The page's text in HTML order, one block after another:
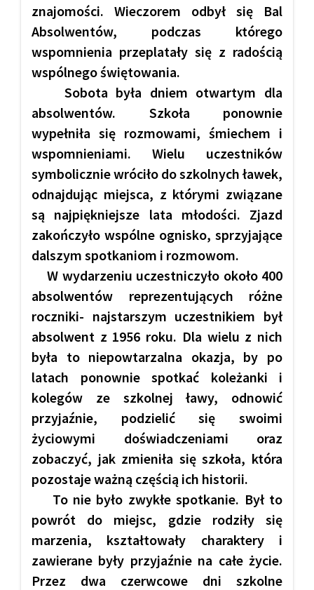
znajomości. Wieczorem odbył się Bal
Absolwentów, podczas którego
wspomnienia przeplatały się z radością
wspólnego świętowania.
Sobota była dniem otwartym dla
absolwentów. Szkoła ponownie
wypełniła się rozmowami, śmiechem i
wspomnieniami. Wielu uczestników
symbolicznie wróciło do szkolnych ławek,
odnajdując miejsca, z którymi związane
są najpiękniejsze lata młodości. Zjazd
zakończyło wspólne ognisko, sprzyjające
dalszym spotkaniom i rozmowom.
W wydarzeniu uczestniczyło około 400
absolwentów reprezentujących różne
roczniki- najstarszym uczestnikiem był
absolwent z 1956 roku. Dla wielu z nich
była to niepowtarzalna okazja, by po
latach ponownie spotkać koleżanki i
kolegów ze szkolnej ławy, odnowić
przyjaźnie, podzielić się swoimi
życiowymi doświadczeniami oraz
zobaczyć, jak zmieniła się szkoła, która
pozostaje ważną częścią ich historii.
To nie było zwykłe spotkanie. Był to
powrót do miejsc, gdzie rodziły się
marzenia, kształtowały charaktery i
zawierane były przyjaźnie na całe życie.
Przez dwa czerwcowe dni szkolne